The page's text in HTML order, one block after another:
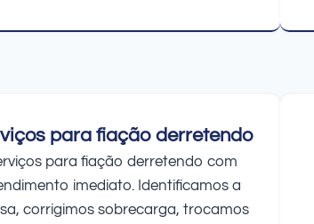
para fiação derretendo
para fiação derretendo com
imediato. Identificamos a
corrigimos sobrecarga, trocamos